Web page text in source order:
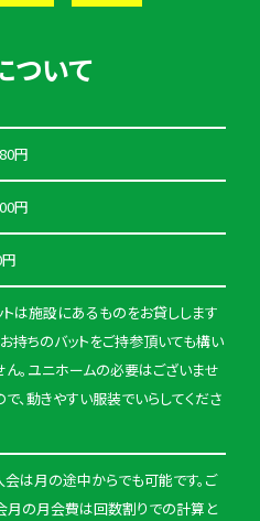
ついて
円
円
トは施設にあるものをお貸しします
お持ちのバットをご持参頂いても構い
ん。ユニホームの必要はございませ
で、動きやすい服装でいらしてくださ
会は月の途中からでも可能です。ご
月の月会費は回数割りでの計算と